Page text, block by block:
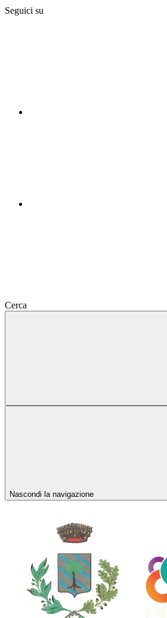
Seguici su
Cerca
Nascondi la navigazione